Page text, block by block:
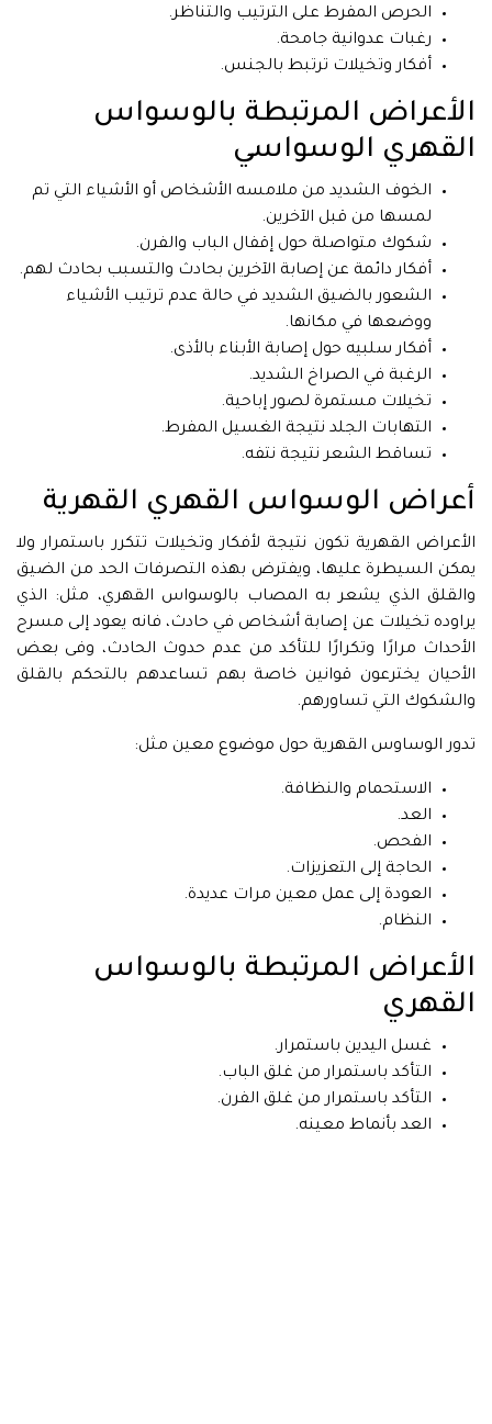
الحرص المفرط على الترتيب والتناظر.
رغبات عدوانية جامحة.
أفكار وتخيلات ترتبط بالجنس.
الأعراض المرتبطة بالوسواس
القهري الوسواسي
الخوف الشديد من ملامسه الأشخاص أو الأشياء التي تم
لمسها من قبل الآخرين.
شكوك متواصلة حول إقفال الباب والفرن.
أفكار دائمة عن إصابة الآخرين بحادث والتسبب بحادث لهم.
الشعور بالضيق الشديد في حالة عدم ترتيب الأشياء
ووضعها في مكانها.
أفكار سلبيه حول إصابة الأبناء بالأذى.
الرغبة في الصراخ الشديد.
تخيلات مستمرة لصور إباحية.
التهابات الجلد نتيجة الغسيل المفرط.
تساقط الشعر نتيجة نتفه.
أعراض الوسواس القهري القهرية
الأعراض القهرية تكون نتيجة لأفكار وتخيلات تتكرر باستمرار ولا
يمكن السيطرة عليها، ويفترض بهذه التصرفات الحد من الضيق
والقلق الذي يشعر به المصاب بالوسواس القهري، مثل: الذي
يراوده تخيلات عن إصابة أشخاص في حادث، فانه يعود إلى مسرح
الأحداث مرارًا وتكرارًا للتأكد من عدم حدوث الحادث، وفى بعض
الأحيان يخترعون قوانين خاصة بهم تساعدهم بالتحكم بالقلق
والشكوك التي تساورهم.
تدور الوساوس القهرية حول موضوع معين مثل:
الاستحمام والنظافة.
العد.
الفحص.
الحاجة إلى التعزيزات.
العودة إلى عمل معين مرات عديدة.
النظام.
الأعراض المرتبطة بالوسواس
القهري
غسل اليدين باستمرار.
التأكد باستمرار من غلق الباب.
التأكد باستمرار من غلق الفرن.
العد بأنماط معينه.